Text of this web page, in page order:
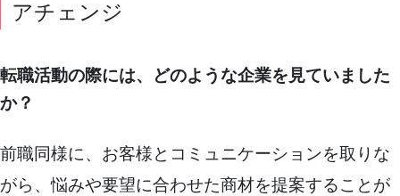
アチェンジ
転職活動の際には、どのような企業を見ていました
か？
前職同様に、お客様とコミュニケーションを取りな
がら、悩みや要望に合わせた商材を提案することが